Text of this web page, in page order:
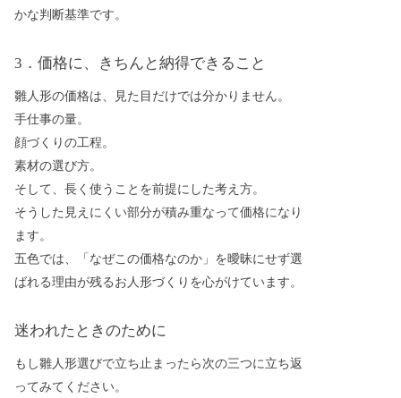
かな判断基準です。
3．価格に、きちんと納得できること
雛人形の価格は、見た目だけでは分かりません。
手仕事の量。
顔づくりの工程。
素材の選び方。
そして、長く使うことを前提にした考え方。
そうした見えにくい部分が積み重なって価格になり
ます。
五色では、「なぜこの価格なのか」を曖昧にせず選
ばれる理由が残るお人形づくりを心がけています。
迷われたときのために
もし雛人形選びで立ち止まったら次の三つに立ち返
ってみてください。